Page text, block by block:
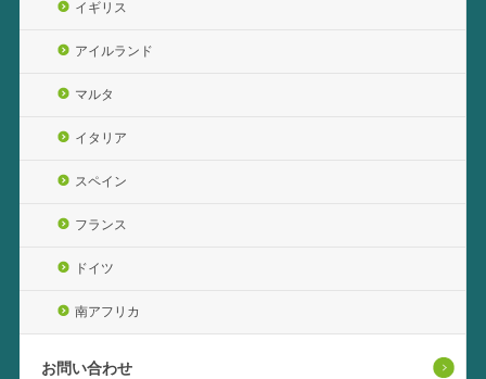
イギリス
アイルランド
マルタ
イタリア
スペイン
フランス
ドイツ
南アフリカ
お問い合わせ